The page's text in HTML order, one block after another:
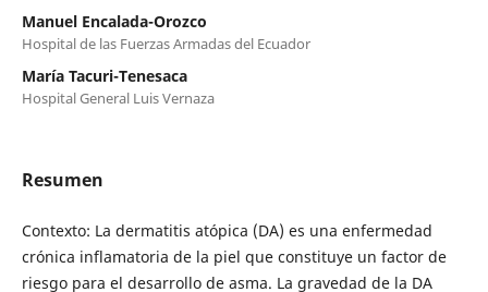
Manuel Encalada-Orozco
Hospital de las Fuerzas Armadas del Ecuador
María Tacuri-Tenesaca
Hospital General Luis Vernaza
Resumen
Contexto: La dermatitis atópica (DA) es una enfermedad
crónica inflamatoria de la piel que constituye un factor de
riesgo para el desarrollo de asma. La gravedad de la DA